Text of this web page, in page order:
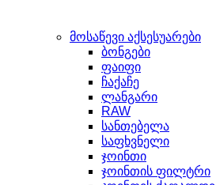
მოსაწევი აქსესუარები
ბონგები
ფაიფი
ჩაქაჩე
ლანგარი
RAW
სანთებელა
საფხვნელი
ჯოინთი
ჯოინთის ფილტრი